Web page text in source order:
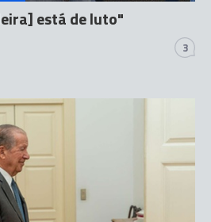
está de luto"
3